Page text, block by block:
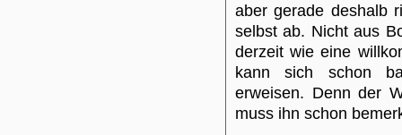
aber gerade deshalb
selbst ab. Nicht aus
derzeit wie eine
kann sich schon
erweisen. Denn der
muss ihn schon